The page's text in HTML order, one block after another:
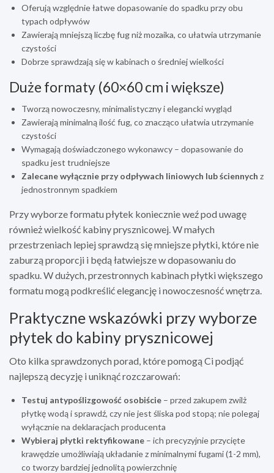
Oferują względnie łatwe dopasowanie do spadku przy obu
typach odpływów
Zawierają mniejszą liczbę fug niż mozaika, co ułatwia utrzymanie
czystości
Dobrze sprawdzają się w kabinach o średniej wielkości
Duże formaty (60×60 cm i większe)
Tworzą nowoczesny, minimalistyczny i elegancki wygląd
Zawierają minimalną ilość fug, co znacząco ułatwia utrzymanie
czystości
Wymagają doświadczonego wykonawcy – dopasowanie do
spadku jest trudniejsze
Zalecane wyłącznie przy odpływach liniowych lub ściennych z
jednostronnym spadkiem
Przy wyborze formatu płytek koniecznie weź pod uwagę
również wielkość kabiny prysznicowej. W małych
przestrzeniach lepiej sprawdzą się mniejsze płytki, które nie
zaburzą proporcji i będą łatwiejsze w dopasowaniu do
spadku. W dużych, przestronnych kabinach płytki większego
formatu mogą podkreślić elegancję i nowoczesność wnętrza.
Praktyczne wskazówki przy wyborze
płytek do kabiny prysznicowej
Oto kilka sprawdzonych porad, które pomogą Ci podjąć
najlepszą decyzję i uniknąć rozczarowań:
Testuj antypoślizgowość osobiście – przed zakupem zwilż
płytkę wodą i sprawdź, czy nie jest śliska pod stopą; nie polegaj
wyłącznie na deklaracjach producenta
Wybieraj płytki rektyfikowane – ich precyzyjnie przycięte
krawędzie umożliwiają układanie z minimalnymi fugami (1-2 mm),
co tworzy bardziej jednolitą powierzchnię